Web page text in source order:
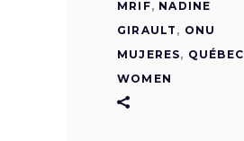
MRIF, NADINE
GIRAULT , ONU
MUJERES, QUÉBEC
WOMEN